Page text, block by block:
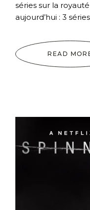
séries sur la
aujourd’hui : 3
READ